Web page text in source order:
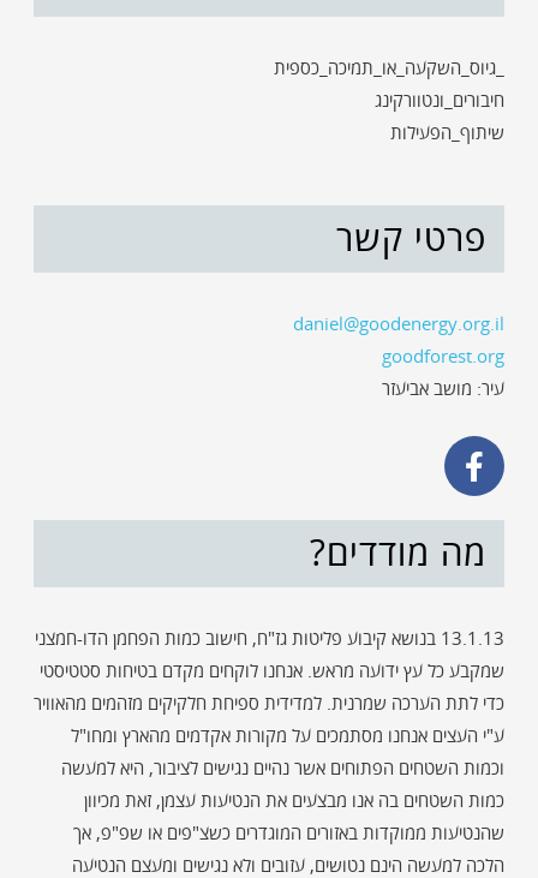
_גיוס_השקעה_או_תמיכה_כספית
חיבורים_ונטוורקינג
שיתוף_הפעילות
פרטי קשר
daniel@goodenergy.org.il
goodforest.org
עיר: מושב אביעזר
מה מודדים?
13.1.13 בנושא קיבוע פליטות גז"ח, חישוב כמות הפחמן הדו-חמצני
שמקבע כל עץ ידועה מראש. אנחנו לוקחים מקדם בטיחות סטטיסטי
כדי לתת הערכה שמרנית. למדידית ספיחת חלקיקים מזהמים מהאוויר
ע"י העצים אנחנו מסתמכים על מקורות אקדמים מהארץ ומחו"ל
וכמות השטחים הפתוחים אשר נהיים נגישים לציבור, היא למעשה
כמות השטחים בה אנו מבצעים את הנטיעות עצמן, זאת מכיוון
שהנטיעות ממוקדות באזורים המוגדרים כשצ"פים או שפ"פ, אך
הלכה למעשה הינם נטושים, עזובים ולא נגישים ומעצם הנטיעה